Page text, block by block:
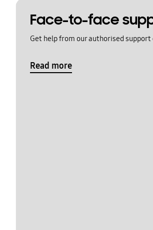
Face-to-face
Get help from our authorised support
Read more